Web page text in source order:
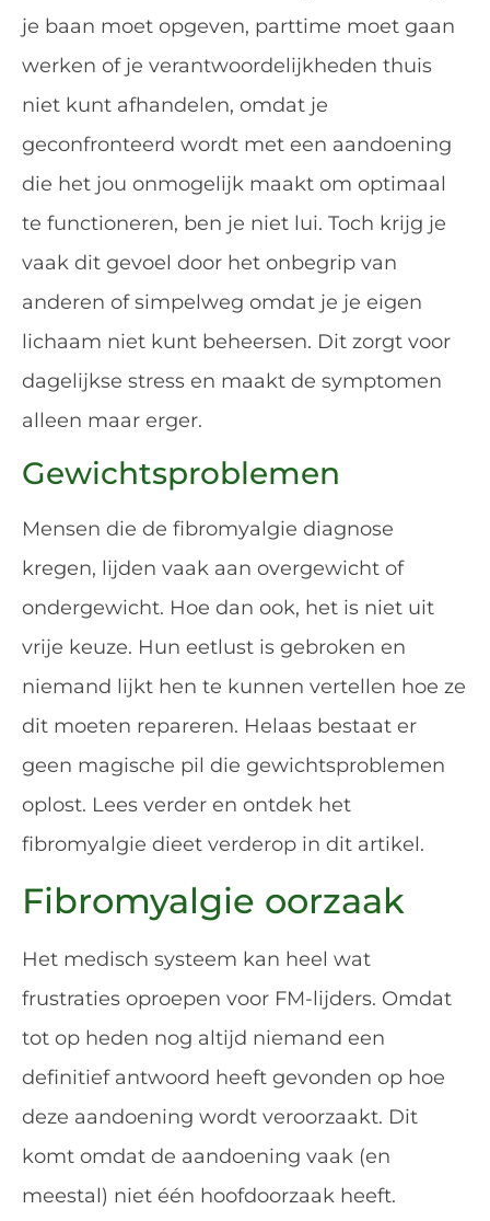
je baan moet opgeven, parttime moet gaan
werken of je verantwoordelijkheden thuis
niet kunt afhandelen, omdat je
geconfronteerd wordt met een aandoening
die het jou onmogelijk maakt om optimaal
te functioneren, ben je niet lui. Toch krijg je
vaak dit gevoel door het onbegrip van
anderen of simpelweg omdat je je eigen
lichaam niet kunt beheersen. Dit zorgt voor
dagelijkse stress en maakt de symptomen
alleen maar erger.
Gewichtsproblemen
Mensen die de fibromyalgie diagnose
kregen, lijden vaak aan overgewicht of
ondergewicht. Hoe dan ook, het is niet uit
vrije keuze. Hun eetlust is gebroken en
niemand lijkt hen te kunnen vertellen hoe ze
dit moeten repareren. Helaas bestaat er
geen magische pil die gewichtsproblemen
oplost. Lees verder en ontdek het
fibromyalgie dieet verderop in dit artikel.
Fibromyalgie oorzaak
Het medisch systeem kan heel wat
frustraties oproepen voor FM-lijders. Omdat
tot op heden nog altijd niemand een
definitief antwoord heeft gevonden op hoe
deze aandoening wordt veroorzaakt. Dit
komt omdat de aandoening vaak (en
meestal) niet één hoofdoorzaak heeft.